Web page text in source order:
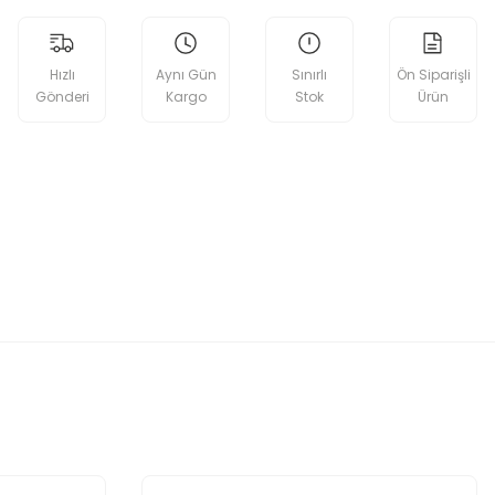
Hızlı
Gönderi
Aynı Gün
Kargo
Sınırlı
Stok
Ön Siparişli
Ürün